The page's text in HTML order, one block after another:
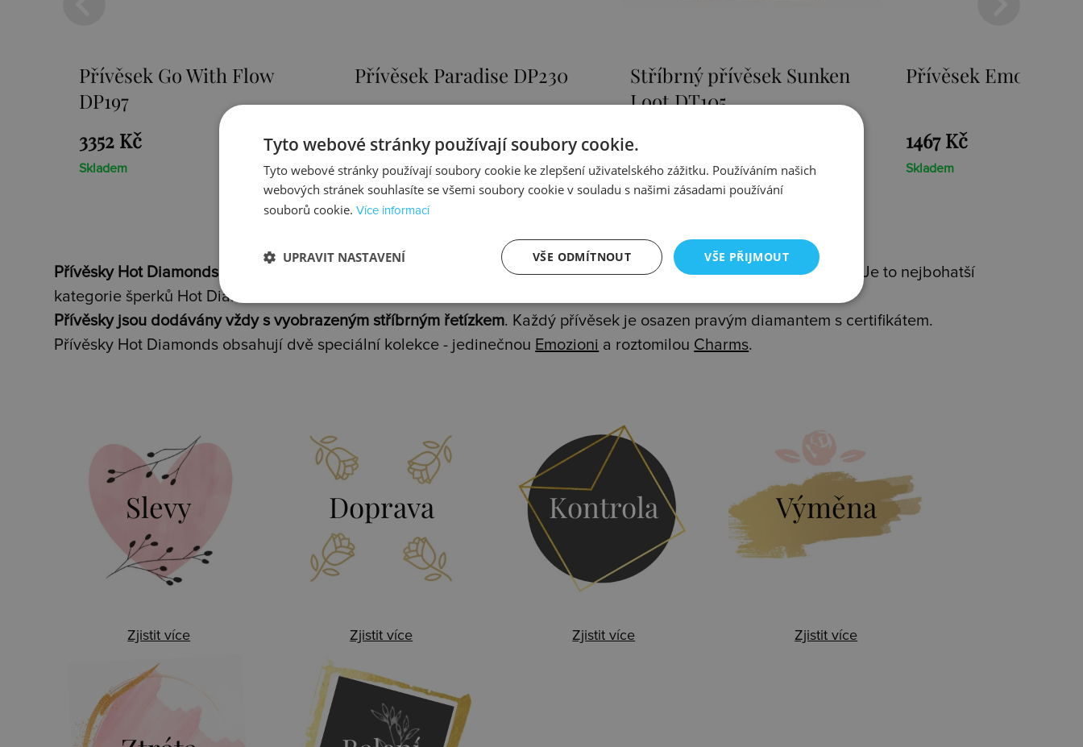
Přívěsek Paradise DP230
2659 Kč
Skladem
Stříbrný přívěsek Sunken
Loot DT105
1525 Kč
Skladem
Přívěsek Emozioni Ice Coin
1467 Kč
Skladem
Přívěsek Emozioni
1467 Kč
Skladem
Přívěsky Hot Diamonds jsou nádherné šperky z rhodiovaného nebo zlaceného stříbra prvotřídní kvality(925/1000). Je to nejbohatší
kategorie šperků Hot Diamonds.
Přívěsky jsou dodávány vždy s vyobrazeným stříbrným řetízkem. Každý přívěsek je osazen pravým diamantem s certifikátem.
Přívěsky Hot Diamonds obsahují dvě speciální kolekce - jedinečnou Emozioni a roztomilou Charms.
Slevy
Zjistit více
Doprava
Zjistit více
Kontrola
Zjistit více
Výměna
Zjistit více
Tyto webové stránky používají soubory cookie.
Tyto webové stránky používají soubory cookie ke zlepšení uživatelského zážitku. Používáním našich
webových stránek souhlasíte se všemi soubory cookie v souladu s našimi zásadami používání
souborů cookie. Více informací
VŠE PŘIJMOUT
VŠE ODMÍTNOUT
UPRAVIT NASTAVENÍ